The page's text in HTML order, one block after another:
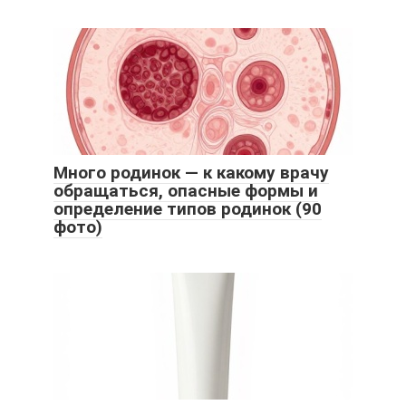
Много родинок — к какому врачу
обращаться, опасные формы и
определение типов родинок (90
фото)